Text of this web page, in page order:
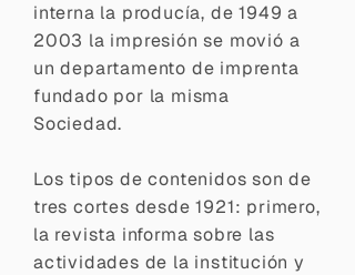
interna la producía, de 1949 a
2003 la impresión se movió a
un departamento de imprenta
fundado por la misma
Sociedad.
Los tipos de contenidos son de
tres cortes desde 1921: primero,
la revista informa sobre las
actividades de la institución y